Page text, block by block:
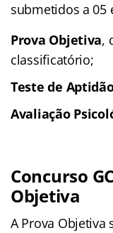
submetidos a 05
Prova Objetiva,
classificatório;
Teste de
Avaliação
Concurso
Objetiva
A Prova Objetiva